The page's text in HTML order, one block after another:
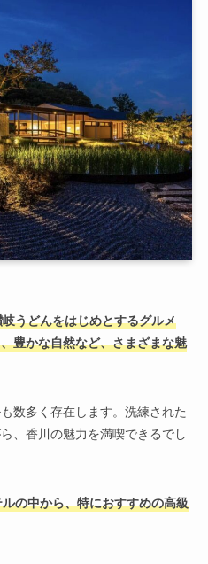
岐うどんをはじめとするグルメ
豊かな自然など、さまざまな魅
数多く存在します。洗練された
、香川の魅力を満喫できるでし
の中から、特におすすめの高級